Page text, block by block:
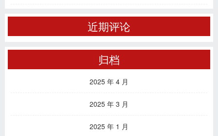
近期评论
归档
2025 年 4 月
2025 年 3 月
2025 年 1 月